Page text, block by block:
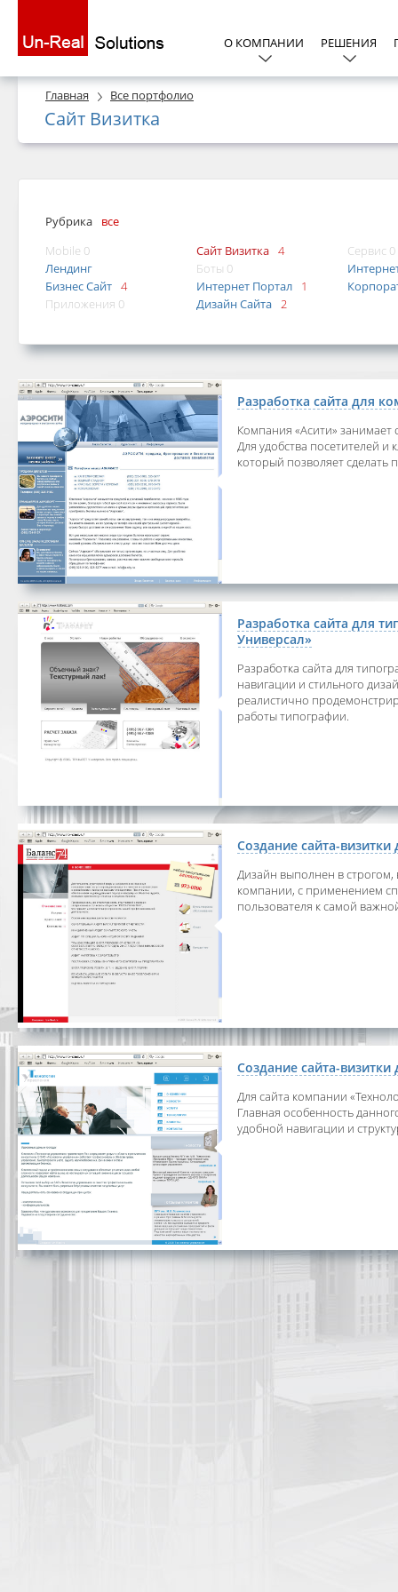
О КОМПАНИИ РЕШЕНИЯ
Главная Все портфолио
Сайт Визитка
Рубрика
все
Mobile 0
Сайт Визитка 4
Сервис 0
Лендинг
Боты 0
Бизнес Сайт 4 Интернет Портал 1
Приложения 0
Дизайн Сайта 2
Разработка сайта для
Компания «Асити»
Для удобства посетителей и
который позволяет сделать
Разработка сайта для
Универсал»
Разработка сайта для
навигации и стильного
реалистично
работы типографии.
Создание сайта-
Дизайн выполнен в
компании, с применением
пользователя к самой
Создание сайта-
Для сайта компании
Главная особенность
удобной навигации и